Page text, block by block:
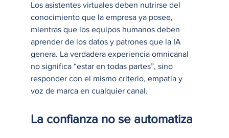
Los asistentes virtuales deben nutrirse del
conocimiento que la empresa ya posee,
mientras que los equipos humanos deben
aprender de los datos y patrones que la IA
genera. La verdadera experiencia omnicanal
no significa “estar en todas partes”, sino
responder con el mismo criterio, empatía y
voz de marca en cualquier canal.
La confianza no se automatiza